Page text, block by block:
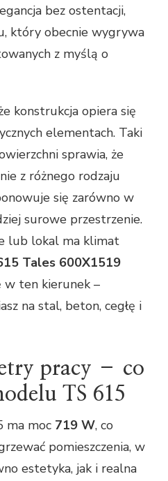
bez ostentacji,
który obecnie wygrywa
z myślą o
konstrukcja opiera się
elementach. Taki
sprawia, że
z różnego rodzaju
się zarówno w
surowe przestrzenie.
lub lokal ma klimat
Tales 600X1519
w ten kierunek –
na stal, beton, cegłę i
pracy – co
TS 615
ma moc 719 W, co
pomieszczenia, w
estetyka, jak i realna